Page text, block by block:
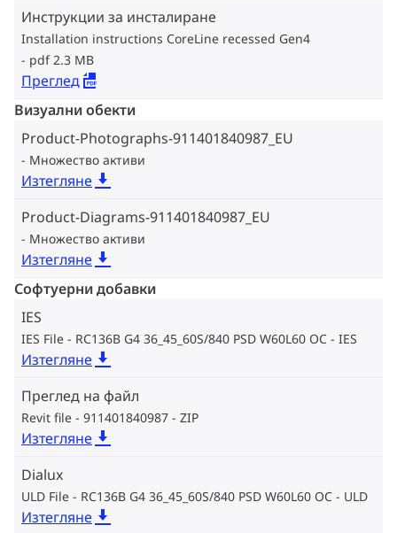
Инструкции за инсталиране
Installation instructions CoreLine recessed Gen4
pdf 2.3 MB
Преглед
Визуални обекти
Product-Photographs-911401840987_EU
Множество активи
Изтегляне
Product-Diagrams-911401840987_EU
Множество активи
Изтегляне
Софтуерни добавки
IES
IES File - RC136B G4 36_45_60S/840 PSD W60L60 OC IES
Изтегляне
Преглед на файл
Revit file - 911401840987 ZIP
Изтегляне
Dialux
ULD File - RC136B G4 36_45_60S/840 PSD W60L60 OC ULD
Изтегляне